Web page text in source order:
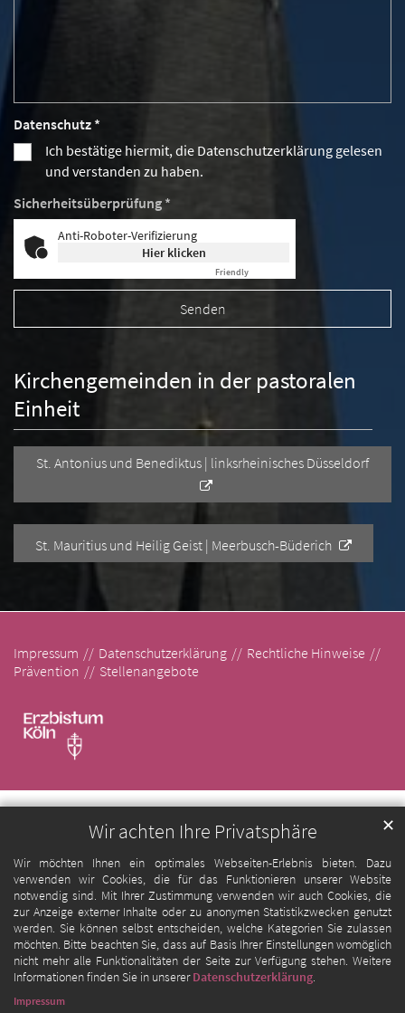
Wir achten Ihre Privatsphäre
Wir möchten Ihnen ein optimales Webseiten-Erlebnis bieten. Dazu
verwenden wir Cookies, die für das Funktionieren unserer Website
notwendig sind. Mit Ihrer Zustimmung verwenden wir auch Cookies, die
zur Anzeige externer Inhalte oder zu anonymen Statistikzwecken genutzt
werden. Sie können selbst entscheiden, welche Kategorien Sie zulassen
möchten. Bitte beachten Sie, dass auf Basis Ihrer Einstellungen womöglich
nicht mehr alle Funktionalitäten der Seite zur Verfügung stehen. Weitere
Informationen finden Sie in unsererDatenschutzerklärung.
✕
Impressum
Datenschutz *
Ich bestätige hiermit, die Datenschutzerklärung gelesen
und verstanden zu haben.
Sicherheitsüberprüfung *
Anti-Roboter-Verifizierung
Hier klicken
Friendly
Kirchengemeinden in der pastoralen
Einheit
St. Antonius und Benediktus | linksrheinisches Düsseldorf
St. Mauritius und Heilig Geist | Meerbusch-Büderich
Impressum Datenschutzerklärung
Rechtliche Hinweise
Prävention
Stellenangebote